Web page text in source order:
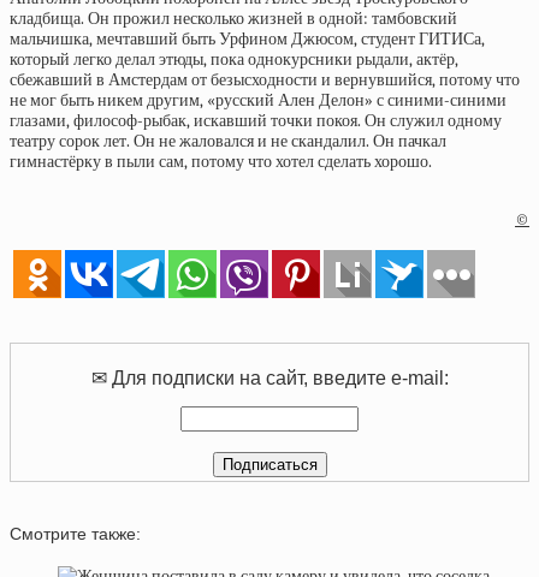
кладбища. Он прожил несколько жизней в одной: тамбовский
мальчишка, мечтавший быть Урфином Джюсом, студент ГИТИСа,
который легко делал этюды, пока однокурсники рыдали, актёр,
сбежавший в Амстердам от безысходности и вернувшийся, потому что
не мог быть никем другим, «русский Ален Делон» с синими-синими
глазами, философ-рыбак, искавший точки покоя. Он служил одному
театру сорок лет. Он не жаловался и не скандалил. Он пачкал
гимнастёрку в пыли сам, потому что хотел сделать хорошо.
©
✉ Для подписки на сайт, введите e-mail:
Смотрите также: